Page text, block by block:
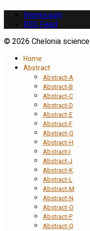
Impressum
RSS Feed
© 2026 Chelonia science
Home
Abstract
Abstract-A
Abstract-B
Abstract-C
Abstract-D
Abstract-E
Abstract-F
Abstract-G
Abstract-H
Abstract-I
Abstract-J
Abstract-K
Abstract-L
Abstract-M
Abstract-N
Abstract-O
Abstract-P
Abstract-Q